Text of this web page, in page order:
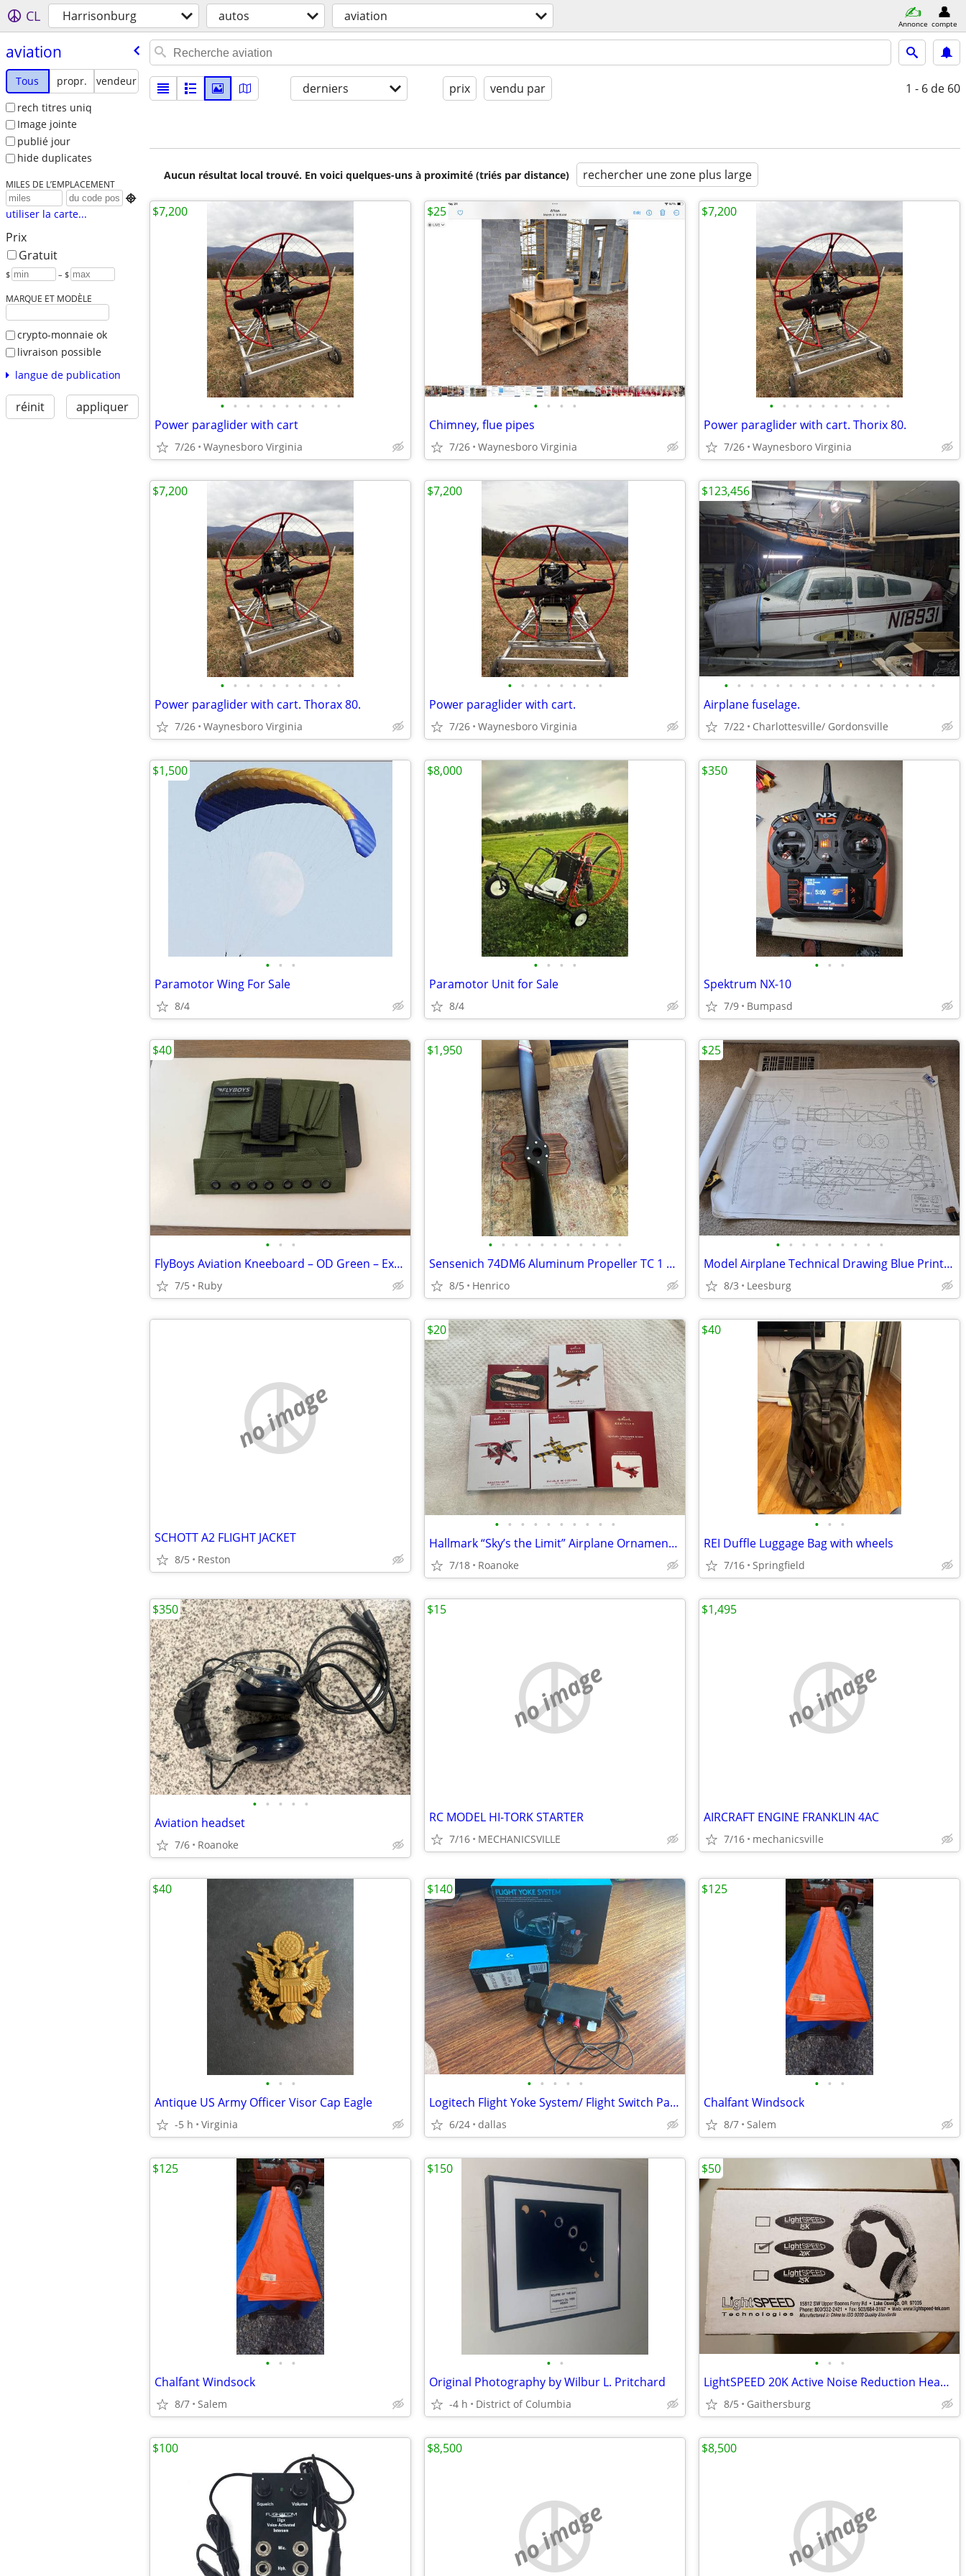
CL Harrisonburg autos aviation Annonce compte
aviation
Tous propr.
vendeur
rech titres uniq
Image jointe
publié jour
hide duplicates
MILES DE L’EMPLACEMENT

utiliser la carte...
Prix
Gratuit
$ – $
MARQUE ET MODÈLE
crypto-monnaie ok
livraison possible
langue de publication
réinit appliquer
derniers prix vendu par 1 - 6 de 60
Aucun résultat local trouvé. En voici quelques-uns à proximité (triés par distance) rechercher une zone plus large
• • • • • • • • • •
Power paraglider with cart
7/26 Waynesboro Virginia
$7,200
• • • •
Chimney, flue pipes
7/26 Waynesboro Virginia
$25
• • • • • • • • • •
Power paraglider with cart. Thorix 80.
7/26 Waynesboro Virginia
$7,200
• • • • • • • • • •
Power paraglider with cart. Thorax 80.
7/26 Waynesboro Virginia
$7,200
• • • • • • • •
Power paraglider with cart.
7/26 Waynesboro Virginia
$7,200
• • • • • • • • • • • • • • • • •
Airplane fuselage.
7/22 Charlottesville/ Gordonsville
$123,456
• • •
Paramotor Wing For Sale
8/4
$1,500
• • • •
Paramotor Unit for Sale
8/4
$8,000
• • •
Spektrum NX-10
7/9 Bumpasd
$350
• • •
FlyBoys Aviation Kneeboard – OD Green – Excellent Condition
7/5 Ruby
$40
• • • • • • • • • • •
Sensenich 74DM6 Aluminum Propeller TC 1 74" Vintage Aircraft
8/5 Henrico
$1,950
• • • • • • • • •
Model Airplane Technical Drawing Blue Prints Bellanca C-27A
8/3 Leesburg
$25
no image
SCHOTT A2 FLIGHT JACKET
8/5 Reston
• • • • • • • • • •
Hallmark “Sky’s the Limit” Airplane Ornaments - $20 Each
7/18 Roanoke
$20
• • •
REI Duffle Luggage Bag with wheels
7/16 Springfield
$40
• • • • •
Aviation headset
7/6 Roanoke
$350
no image
RC MODEL HI-TORK STARTER
7/16 MECHANICSVILLE
$15
no image
AIRCRAFT ENGINE FRANKLIN 4AC
7/16 mechanicsville
$1,495
• • •
Antique US Army Officer Visor Cap Eagle
-5 h Virginia
$40
• • • • •
Logitech Flight Yoke System/ Flight Switch Panel
6/24 dallas
$140
• • •
Chalfant Windsock
8/7 Salem
$125
• • •
Chalfant Windsock
8/7 Salem
$125
• •
Original Photography by Wilbur L. Pritchard
-4 h District of Columbia
$150
• • •
LightSPEED 20K Active Noise Reduction Headset
8/5 Gaithersburg
$50
$100
no image
$8,500
no image
$8,500